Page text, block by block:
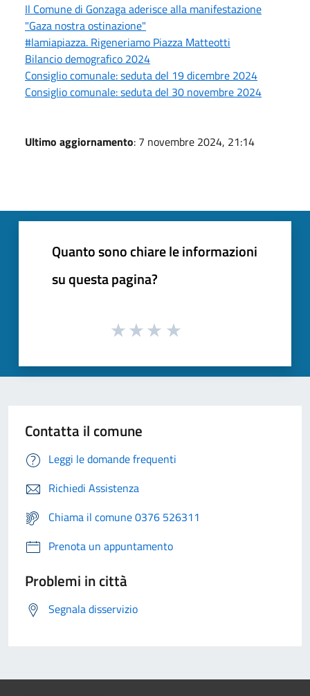
Il Comune di Gonzaga aderisce alla manifestazione
"Gaza nostra ostinazione"
#lamiapiazza. Rigeneriamo Piazza Matteotti
Bilancio demografico 2024
Consiglio comunale: seduta del 19 dicembre 2024
Consiglio comunale: seduta del 30 novembre 2024
Ultimo aggiornamento: 7 novembre 2024, 21:14
Quanto sono chiare le informazioni
su questa pagina?
Contatta il comune
Leggi le domande frequenti
Richiedi Assistenza
Chiama il comune 0376 526311
Prenota un appuntamento
Problemi in città
Segnala disservizio